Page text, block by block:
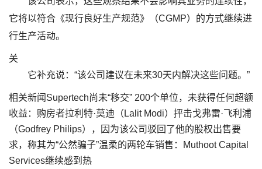
它将以符合《现行良好生产规范》（CGMP）的方式继续进
行生产活动。
关
它补充说：“该公司建议在未来30天内解决这些问题。”
相关新闻Supertech尚未“移交” 200个单位，未获得任何超额
收益：购房者拉利特·莫迪（Lalit Modi）抨击戈弗雷·飞利浦
（Godfrey Philips），因为该公司驳回了他的股权出售要
求，称其为“公然骗子”温柔的两轮车销售：Muthoot Capital
Services继续感到热